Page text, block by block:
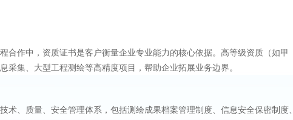
合作中，资质证书是客户衡量企业专业能力的核心依据。高等级资质（如甲
采集、大型工程测绘等高精度项目，帮助企业拓展业务边界。
术、质量、安全管理体系，包括测绘成果档案管理制度、信息安全保密制度